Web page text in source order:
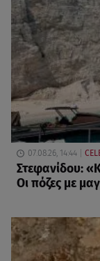
07.08.26, 14:44
Στεφανίδου:
Οι πόζες με